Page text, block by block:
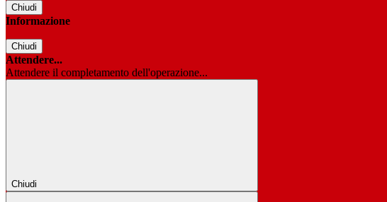
Chiudi
Informazione
Chiudi
Attendere...
Attendere il completamento dell'operazione...
Chiudi